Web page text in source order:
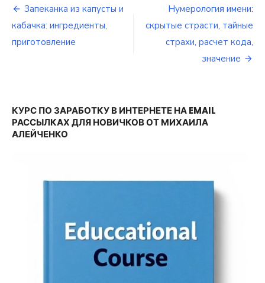
Навигация
по
Запеканка из капусты и
кабачка: ингредиенты,
приготовление
Нумерология имени:
скрытые страсти, тайные
страхи, расчет кода,
значение
КУРС ПО ЗАРАБОТКУ В ИНТЕРНЕТЕ НА EMAIL
РАССЫЛКАХ ДЛЯ НОВИЧКОВ ОТ МИХАИЛА
АЛЕЙЧЕНКО